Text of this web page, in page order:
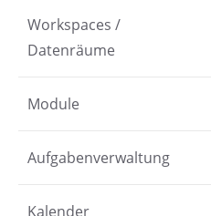
Workspaces /
Datenräume
Module
Aufgabenverwaltung
Kalender